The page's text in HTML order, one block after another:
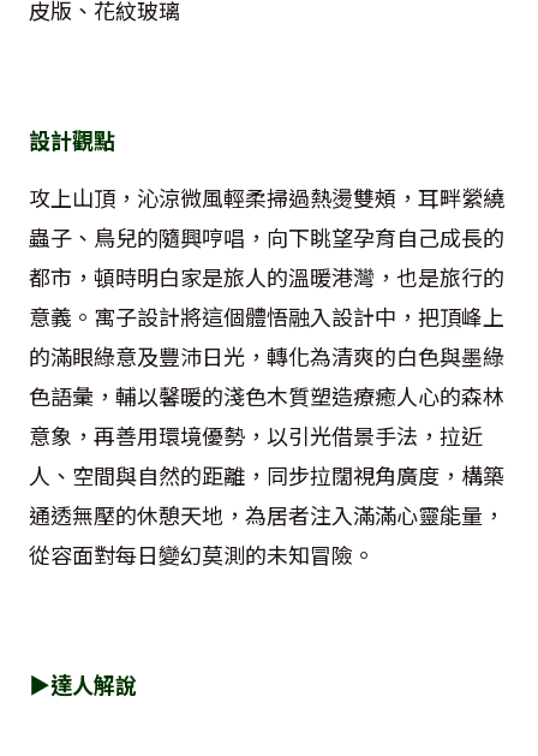
皮版、花紋玻璃
設計觀點
攻上山頂，沁涼微風輕柔掃過熱燙雙頰，耳畔縈繞
蟲子、鳥兒的隨興哼唱，向下眺望孕育自己成長的
都市，頓時明白家是旅人的溫暖港灣，也是旅行的
意義。寓子設計將這個體悟融入設計中，把頂峰上
的滿眼綠意及豐沛日光，轉化為清爽的白色與墨綠
色語彙，輔以馨暖的淺色木質塑造療癒人心的森林
意象，再善用環境優勢，以引光借景手法，拉近
人、空間與自然的距離，同步拉闊視角廣度，構築
通透無壓的休憩天地，為居者注入滿滿心靈能量，
從容面對每日變幻莫測的未知冒險。
▶達人解說